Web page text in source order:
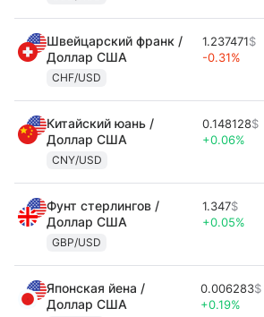
Швейцарский франк /
Доллар США
CHF/USD
1.237471$
-0.31%
Китайский юань /
Доллар США
CNY/USD
0.148128$
+0.06%
Фунт стерлингов /
Доллар США
GBP/USD
1.347$
+0.05%
Японская йена /
Доллар США
0.006283$
+0.19%